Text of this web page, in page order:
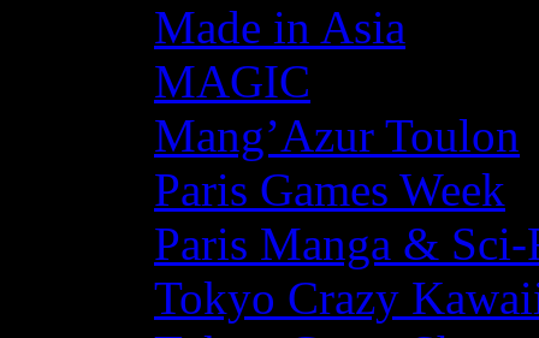
Made in Asia
MAGIC
Mang’Azur Toulon
Paris Games Week
Paris Manga &
Tokyo Crazy